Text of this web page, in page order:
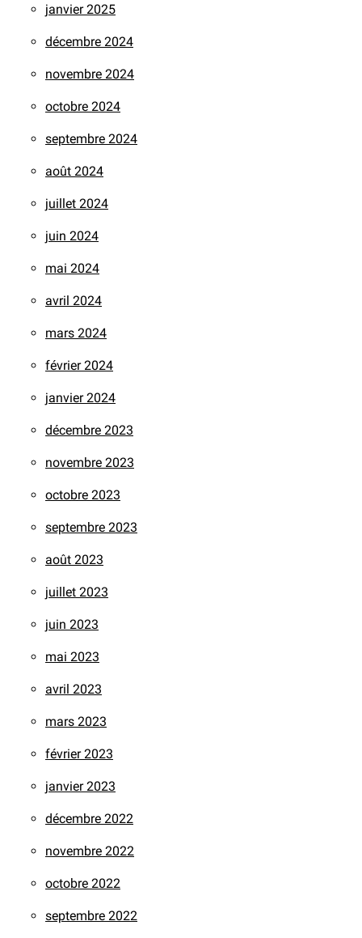
janvier 2025
décembre 2024
novembre 2024
octobre 2024
septembre 2024
août 2024
juillet 2024
juin 2024
mai 2024
avril 2024
mars 2024
février 2024
janvier 2024
décembre 2023
novembre 2023
octobre 2023
septembre 2023
août 2023
juillet 2023
juin 2023
mai 2023
avril 2023
mars 2023
février 2023
janvier 2023
décembre 2022
novembre 2022
octobre 2022
septembre 2022